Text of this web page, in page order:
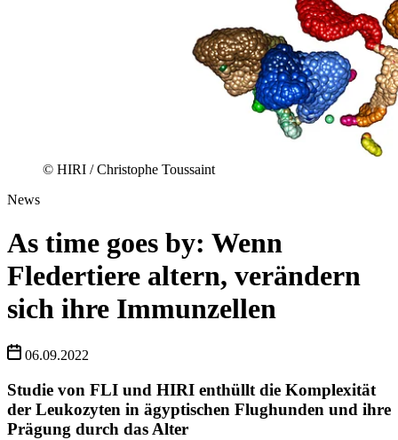
© HIRI / Christophe Toussaint
News
As time goes by: Wenn
Fledertiere altern, verändern
sich ihre Immunzellen
06.09.2022
Studie von FLI und HIRI enthüllt die Komplexität
der Leukozyten in ägyptischen Flughunden und ihre
Prägung durch das Alter